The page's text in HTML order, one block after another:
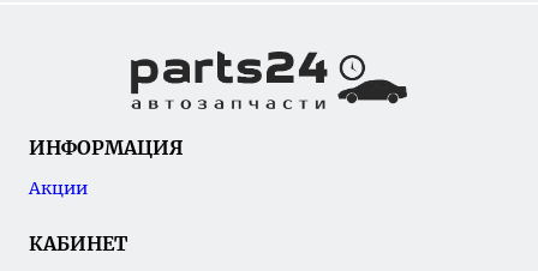
ИНФОРМАЦИЯ
Акции
КАБИНЕТ